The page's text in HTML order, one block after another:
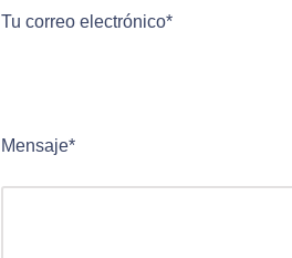
Tu correo electrónico*
Mensaje*